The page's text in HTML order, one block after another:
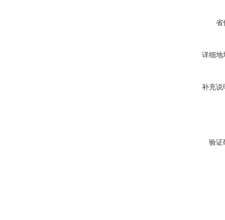
省
详细地
补充说
验证